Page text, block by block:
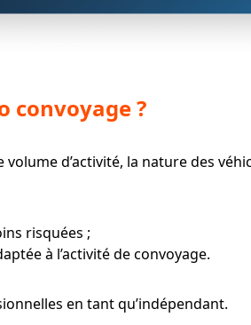
convoyage ?
volume d’activité, la nature des
risquées ;
à l’activité de convoyage.
en tant qu’indépendant.